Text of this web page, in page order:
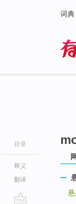
词典
目录
释义
翻译